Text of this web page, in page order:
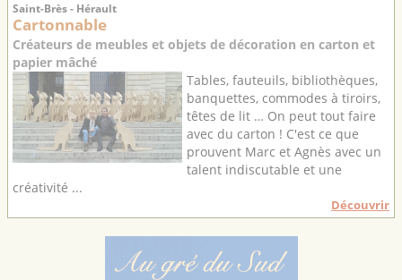
Saint-Brès - Hérault
Cartonnable
Créateurs de meubles et objets de décoration en carton et
papier mâché
Tables, fauteuils, bibliothèques,
banquettes, commodes à tiroirs,
têtes de lit … On peut tout faire
avec du carton ! C'est ce que
prouvent Marc et Agnès avec un
talent indiscutable et une
créativité ...
Découvrir